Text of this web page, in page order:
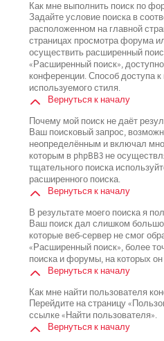
Как мне выполнить поиск по
Задайте условие поиска в
расположенном на главной
страницах просмотра форума
осуществить расширенный
«Расширенный поиск»,
конференции. Способ доступа
используемого стиля.
Вернуться к началу
Почему мой поиск не даёт
Ваш поисковый запрос,
неопределённым и включал
которым в phpBB3 не
тщательного поиска
расширенного поиска.
Вернуться к началу
В результате моего поиска я
Ваш поиск дал слишком
которые веб-сервер не смог
«Расширенный поиск», более
поиска и форумы, на которых
Вернуться к началу
Как мне найти пользователя
Перейдите на страницу
ссылке «Найти пользователя».
Вернуться к началу